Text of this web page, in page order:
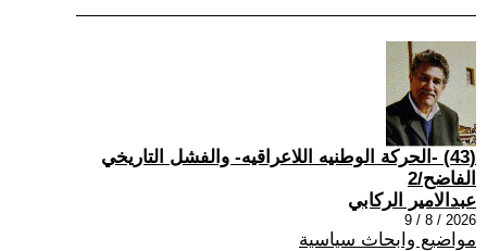
(43) -الحركة الوطنيه اللاعراقيه- والفشل التاريخي
الفاضح/2
عبدالامير الركابي
2026 / 8 / 9
مواضيع وابحاث سياسية